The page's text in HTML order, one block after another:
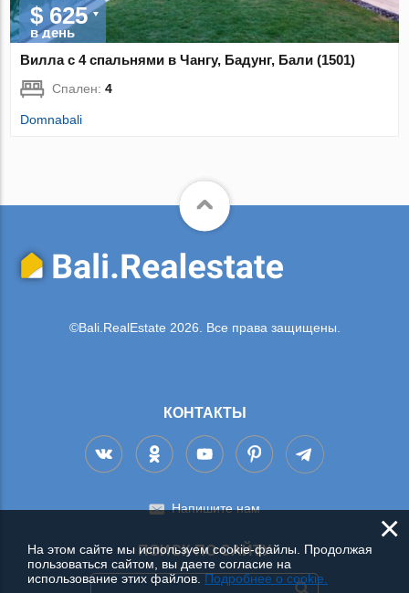
$ 625
в день
Вилла с 4 спальнями в Чангу, Бадунг, Бали (1501)
Спален:4
Domnabali
©Bali.RealEstate 2026. Все права защищены.
КОНТАКТЫ
Напишите нам
ПОИСК ПО САЙТУ
×
На этом сайте мы используем cookie-файлы. Продолжая
пользоваться сайтом, вы даете согласие на
использование этих файлов.Подробнее о cookie.